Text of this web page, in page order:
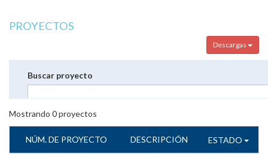
PROYECTOS
Descargas
Buscar proyecto
Mostrando 0proyectos
NÚM. DE PROYECTO DESCRIPCIÓN ESTADO